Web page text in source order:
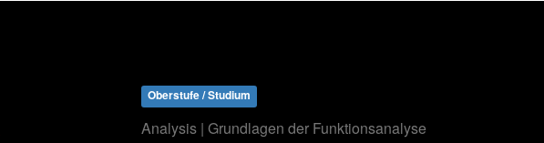
Oberstufe / Studium
Analysis | Grundlagen der Funktionsanalyse